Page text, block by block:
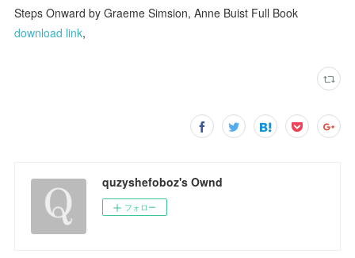
Steps Onward by Graeme Simsion, Anne Buist Full Book
download link,
quzyshefoboz's Ownd
フォロー